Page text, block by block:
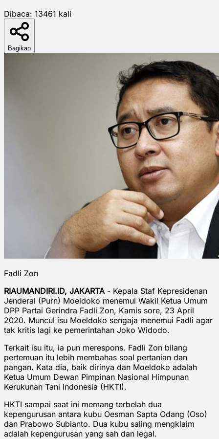
Dibaca: 13461 kali
Bagikan
Fadli Zon
RIAUMANDIRI.ID, JAKARTA - Kepala Staf Kepresidenan
Jenderal (Purn) Moeldoko menemui Wakil Ketua Umum
DPP Partai Gerindra Fadli Zon, Kamis sore, 23 April
2020. Muncul isu Moeldoko sengaja menemui Fadli agar
tak kritis lagi ke pemerintahan Joko Widodo.
Terkait isu itu, ia pun merespons. Fadli Zon bilang
pertemuan itu lebih membahas soal pertanian dan
pangan. Kata dia, baik dirinya dan Moeldoko adalah
Ketua Umum Dewan Pimpinan Nasional Himpunan
Kerukunan Tani Indonesia (HKTI).
HKTI sampai saat ini memang terbelah dua
kepengurusan antara kubu Oesman Sapta Odang (Oso)
dan Prabowo Subianto. Dua kubu saling mengklaim
adalah kepengurusan yang sah dan legal.